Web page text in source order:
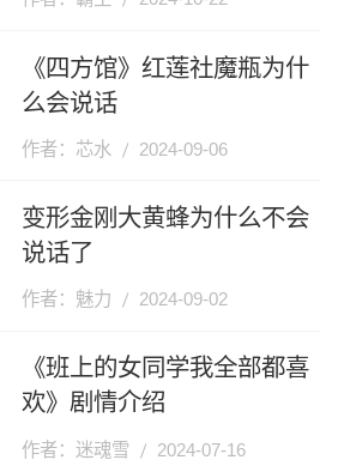
《四方馆》红莲社魔瓶为什
么会说话
作者：芯水 2024-09-06
变形金刚大黄蜂为什么不会
说话了
作者：魅力 2024-09-02
《班上的女同学我全部都喜
欢》剧情介绍
作者：迷魂雪 2024-07-16